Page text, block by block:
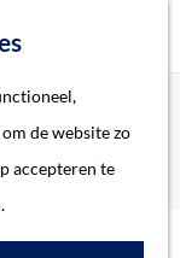
de website zo
accepteren te
k
e
naar ’s-